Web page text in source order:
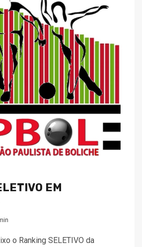
EM
o Ranking SELETIVO da